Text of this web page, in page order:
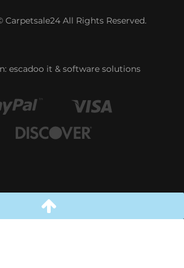
All Rights Reserved.
escadoo it & software solutions